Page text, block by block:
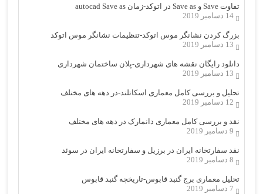
تفاوت Save و Save as در اتوکد-زمان autocad Save as
14 دسامبر 2019
بزرگ کردن نشانگر موس اتوکد-تنظیمات نشانگر موس اتوکد
13 دسامبر 2019
دانلود رایگان نقشه های شهرداری-پلان ساختمان شهرداری
13 دسامبر 2019
تحلیل و بررسی کامل معماری اسکاتلند-در دهه های مختلف
12 دسامبر 2019
نقد و بررسی کامل معماری دانمارک در دهه های مختلف
9 دسامبر 2019
نقد سفارتخانه ایران در برزیل و سفارتخانه ایران در سوئد
8 دسامبر 2019
تحلیل معماری برج گنبد قابوس-تاریخچه گنبد قابوس
7 دسامبر 2019